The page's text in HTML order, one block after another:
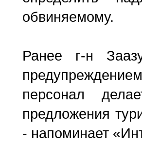
обвиняемому.
Ранее г-н
персонал
предложения
- напоминает